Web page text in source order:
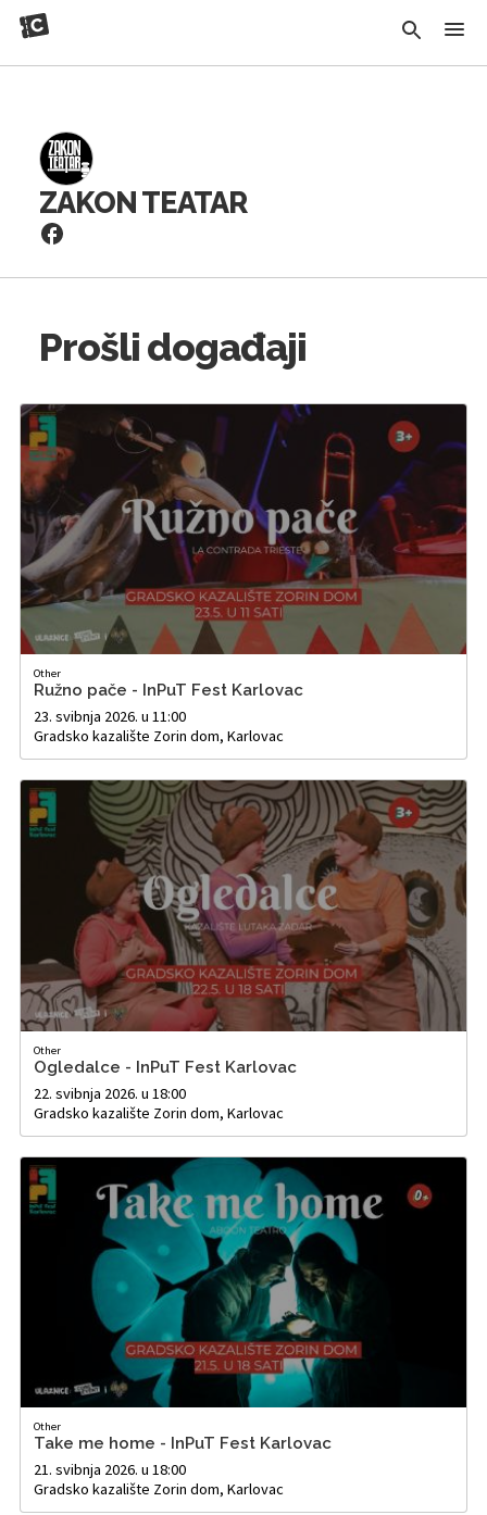
ZAKON TEATAR
Prošli događaji
Other
Ružno pače - InPuT Fest Karlovac
23. svibnja 2026. u 11:00
Gradsko kazalište Zorin dom, Karlovac
Other
Ogledalce - InPuT Fest Karlovac
22. svibnja 2026. u 18:00
Gradsko kazalište Zorin dom, Karlovac
Other
Take me home - InPuT Fest Karlovac
21. svibnja 2026. u 18:00
Gradsko kazalište Zorin dom, Karlovac